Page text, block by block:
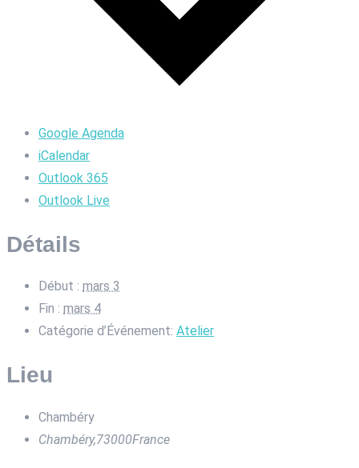
Google Agenda
iCalendar
Outlook 365
Outlook Live
Détails
Début : mars 3
Fin : mars 4
Catégorie d’Événement: Atelier
Lieu
Chambéry
Chambéry,73000France